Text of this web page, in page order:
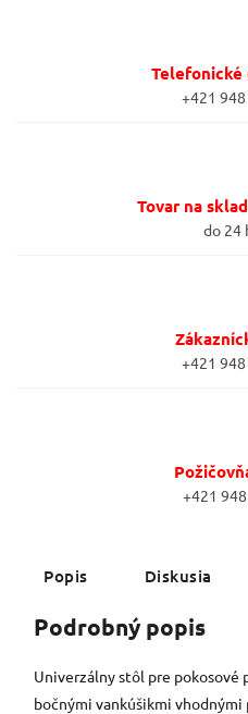
Telefonické
+421
Tovar na
do 24
+421
+421
Popis Diskusia
Podrobný popis
Univerzálny stôl pre pokosové
bočnými vankúšikmi